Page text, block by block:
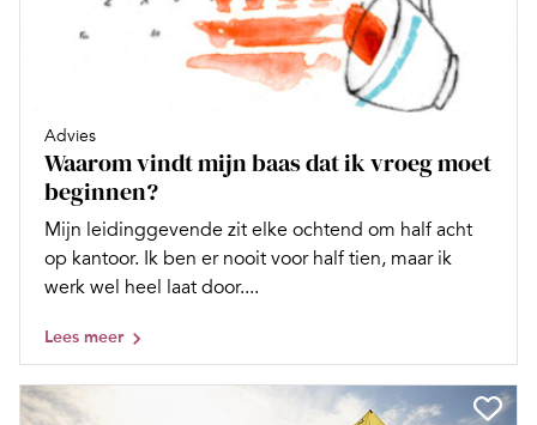
Advies
Waarom vindt mijn baas dat ik vroeg moet
beginnen?
Mijn leidinggevende zit elke ochtend om half acht
op kantoor. Ik ben er nooit voor half tien, maar ik
werk wel heel laat door....
Lees meer